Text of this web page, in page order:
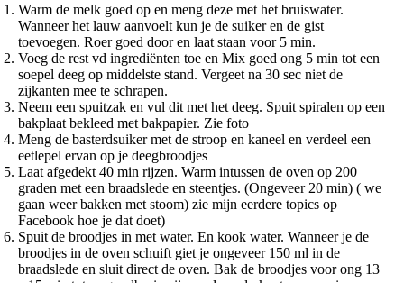
Warm de melk goed op en meng deze met het bruiswater.
Wanneer het lauw aanvoelt kun je de suiker en de gist
toevoegen. Roer goed door en laat staan voor 5 min.
Voeg de rest vd ingrediënten toe en Mix goed ong 5 min tot een
soepel deeg op middelste stand. Vergeet na 30 sec niet de
zijkanten mee te schrapen.
Neem een spuitzak en vul dit met het deeg. Spuit spiralen op een
bakplaat bekleed met bakpapier. Zie foto
Meng de basterdsuiker met de stroop en kaneel en verdeel een
eetlepel ervan op je deegbroodjes
Laat afgedekt 40 min rijzen. Warm intussen de oven op 200
graden met een braadslede en steentjes. (Ongeveer 20 min) ( we
gaan weer bakken met stoom) zie mijn eerdere topics op
Facebook hoe je dat doet)
Spuit de broodjes in met water. En kook water. Wanneer je de
broodjes in de oven schuift giet je ongeveer 150 ml in de
braadslede en sluit direct de oven. Bak de broodjes voor ong 13